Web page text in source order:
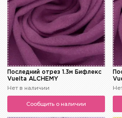
Последний отрез 1.3м Бифлекс
Vuelta ALCHEMY
Нет в наличии
Сообщить о наличии